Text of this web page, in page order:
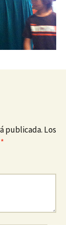
publicada. Los
*